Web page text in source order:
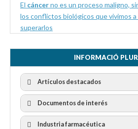
El cáncerno es un proceso maligno,
los conflictos biológicos que vivimos
superarlos
INFORMACIÓ
Artículos destacados
Documentos de interés
Industria farmacéutica